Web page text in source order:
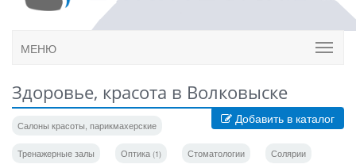
МЕНЮ
Здоровье, красота в Волковыске
Добавить в каталог
Салоны красоты, парикмахерские
Тренажерные залы Оптика (1) Стоматологии Солярии